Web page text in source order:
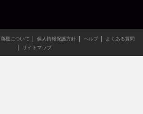
商標について 個人情報保護方針 ヘルプ
よくある質問
サイトマップ